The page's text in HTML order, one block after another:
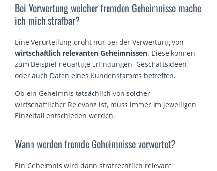
Bei Verwertung welcher fremden Geheimnisse mache
ich mich strafbar?
Eine Verurteilung droht nur bei der Verwertung von
wirtschaftlich relevanten Geheimnissen. Diese können
zum Beispiel neuartige Erfindungen, Geschäftsideen
oder auch Daten eines Kundenstamms betreffen.
Ob ein Geheimnis tatsächlich von solcher
wirtschaftlicher Relevanz ist, muss immer im jeweiligen
Einzelfall entschieden werden.
Wann werden fremde Geheimnisse verwertet?
Ein Geheimnis wird dann strafrechtlich relevant